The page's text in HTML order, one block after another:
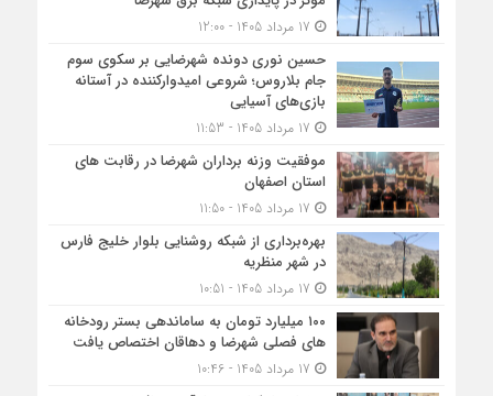
حسین نوری دونده شهرضایی بر سکوی سوم
جام بلاروس؛ شروعی امیدوارکننده در آستانه
بازی‌های آسیایی
موفقیت وزنه برداران شهرضا در رقابت های
استان اصفهان
بهره‌برداری از شبکه روشنایی بلوار خلیج فارس
در شهر منظریه
۱۰۰ میلیارد تومان به ساماندهی بستر رودخانه
های فصلی شهرضا و دهاقان اختصاص یافت